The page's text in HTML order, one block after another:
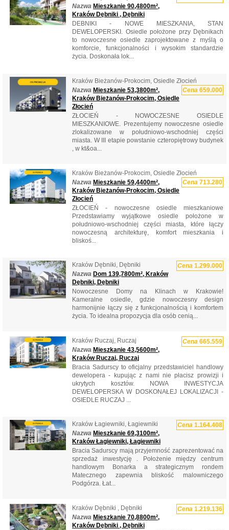
Nazwa Mieszkanie 90,4800m²,
Kraków Dębniki , Dębniki
DEBNIKI - NOWE MIESZKANIA, STAN
DEWELOPERSKI. Osiedle położone przy Dębnikach
to nowoczesne osiedle zaprojektowane z myślą o
komforcie, funkcjonalności i wysokim standardzie
życia. Doskonała lok...
Kraków Bieżanów-Prokocim, Osiedle Złocień
Cena 659.000
Nazwa Mieszkanie 53,3800m²,
Kraków Bieżanów-Prokocim, Osiedle
Złocień
ZŁOCIEŃ - NOWOCZESNE OSIEDLE
MIESZKANIOWE. Prezentujemy nowoczesne osiedle
zlokalizowane w południowo-wschodniej części
miasta. W III etapie powstanie czteropiętrowy budynek
, w kt&oa...
Kraków Bieżanów-Prokocim, Osiedle Złocień
Cena 713.280
Nazwa Mieszkanie 59,4400m²,
Kraków Bieżanów-Prokocim, Osiedle
Złocień
ZŁOCIEŃ - nowoczesne osiedle mieszkaniowe
Przedstawiamy wyjątkowe osiedle położone w
południowo-wschodniej części miasta, które łączy
nowoczesną architekturę, komfort mieszkania i
bliskoś...
Kraków Dębniki, Dębniki Cena 1.299.000
Nazwa Dom 139,7800m², Kraków
Dębniki, Dębniki
Nowoczesne Domy na Klinach w Krakowie!
Kameralne osiedle, gdzie nowoczesny design
harmonijnie łączy się z funkcjonalnością i komfortem
życia. To idealna propozycja dla osób cenią...
Kraków Ruczaj, Ruczaj Cena 665.559
Nazwa Mieszkanie 43,5600m²,
Kraków Ruczaj, Ruczaj
Bracia Sadurscy to oficjalny przedstawiciel handlowy
dewelopera - kupując z nami nie płacisz prowizji i
ukrytych kosztów. NOWA INWESTYCJA
DEWELOPERSKA W DOSKONAŁEJ LOKALIZACJI -
OSIEDLE RUCZAJ ...
Kraków Łagiewniki, Łagiewniki Cena 1.164.408
Nazwa Mieszkanie 69,3100m²,
Kraków Łagiewniki, Łagiewniki
Bracia Sadurscy mają przyjemność zaprezentować na
sprzedaż inwestycję . Położenie między centrum
handlowym Bonarka a strategicznym rondem
Matecznego zapewnia bliskość malowniczego
Podgórza. Łat...
Kraków Dębniki , Dębniki Cena 1.219.136
Nazwa Mieszkanie 70,8800m²,
Kraków Dębniki , Dębniki